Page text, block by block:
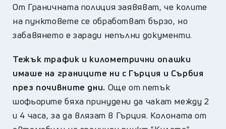
От Граничната полиция заявяват, че колите
на пунктовете се обработват бързо, но
забавянето е заради непълни документи.
Тежък трафик и километрични опашки
имаше на границите ни с Гърция и Сърбия
през почивните дни. Още от петък
шофьорите бяха принудени да чакат между 2
и 4 часа, за да влязат в Гърция. Колоната от